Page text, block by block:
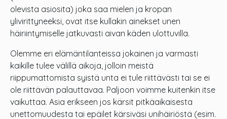
olevista asiosita) joka saa mielen ja kropan
ylivirittyneeksi, ovat itse kullakin ainekset unen
häiriintymiselle jatkuvasti aivan käden ulottuvilla.
Olemme eri elämäntilanteissa jokainen ja varmasti
kaikille tulee välillä aikoja, jolloin meistä
riippumattomista syistä unta ei tule riittävästi tai se ei
ole riittävän palauttavaa. Paljoon voimme kuitenkin itse
vaikuttaa. Asia erikseen jos kärsit pitkäaikaisesta
unettomuudesta tai epäilet kärsiväsi unihäiriöstä (esim.